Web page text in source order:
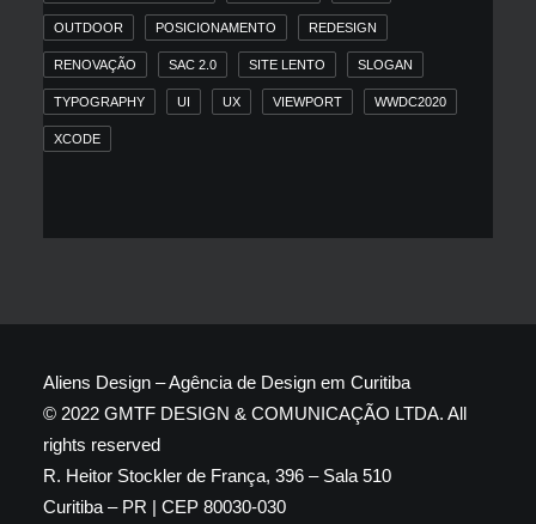
OUTDOOR POSICIONAMENTO REDESIGN
RENOVAÇÃO SAC 2.0 SITE LENTO SLOGAN
TYPOGRAPHY UI UX VIEWPORT WWDC2020
XCODE
Aliens Design – Agência de Design em Curitiba
© 2022 GMTF DESIGN & COMUNICAÇÃO LTDA. All
rights reserved
R. Heitor Stockler de França, 396 – Sala 510
Curitiba – PR | CEP 80030-030